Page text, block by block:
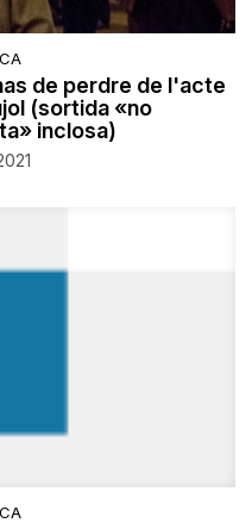
de perdre de l'acte
(sortida «no
inclosa)